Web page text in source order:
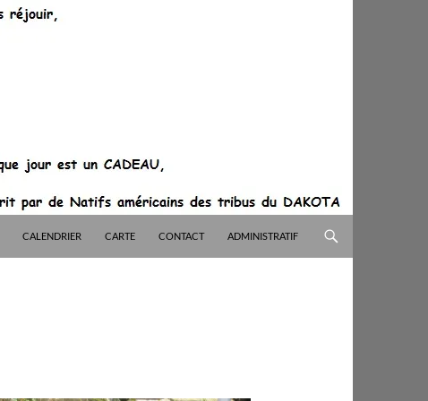
CALENDRIER CARTE CONTACT ADMINISTRATIF